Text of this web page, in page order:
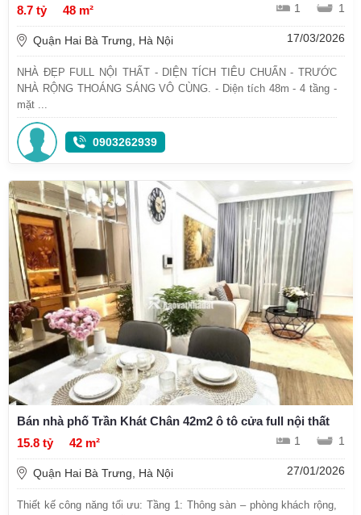
8.7 tỷ
48 m² 1 1
Quận Hai Bà Trưng, Hà Nội 17/03/2026
NHÀ ĐẸP FULL NỘI THẤT - DIỆN TÍCH TIÊU CHUẨN - TRƯỚC
NHÀ RỘNG THOÁNG SÁNG VÔ CÙNG. - Diện tích 48m - 4 tầng -
mặt ...
0903262939
Bán nhà phố Trần Khát Chân 42m2 ô tô cửa full nội thất
15.8 tỷ
42 m² 1 1
Quận Hai Bà Trưng, Hà Nội 27/01/2026
Thiết kế công năng tối ưu: Tầng 1: Thông sàn – phòng khách rộng,